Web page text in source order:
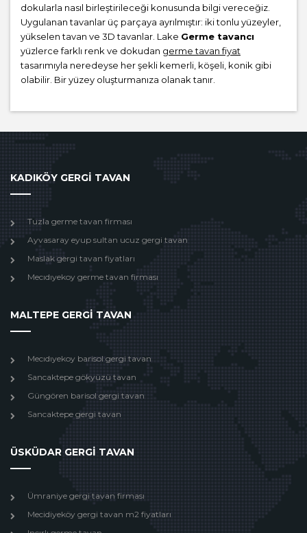
dokularla nasıl birleştirileceği konusunda bilgi vereceğiz.
Uygulanan tavanlar üç parçaya ayrılmıştır: iki tonlu yüzeyler,
yükselen tavan ve 3D tavanlar. Lake Germe tavancı
yüzlerce farklı renk ve dokudan germe tavan fiyat
tasarımıyla neredeyse her şekli kemerli, köşeli, konik gibi
olabilir. Bir yüzey oluşturmanıza olanak tanır.
KADIKÖY GERGİ TAVAN
Tuzla germe tavan firması
Ayvasaray eyup sultan ucuz gergi tavan
Maslak gergi tavan fiyatları
Mecıdıyekoy germe tavan firması
MALTEPE GERGİ TAVAN
Mecıdıyekoy barisol gergi tavan
Sancaktepe gökyüzü tavan
Güngören barisol gergi tavan
Sancaktepe gergi tavan
ÜSKÜDAR GERGİ TAVAN
Ümraniye gergi tavan firması
Mecidiyeköy gergi tavan m2 fiyatları